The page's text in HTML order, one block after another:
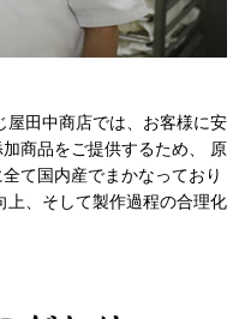
屋田中商店では、お客様に安
商品をご提供するため、 原
て国内産でまかなっており
上、そして製作過程の合理化